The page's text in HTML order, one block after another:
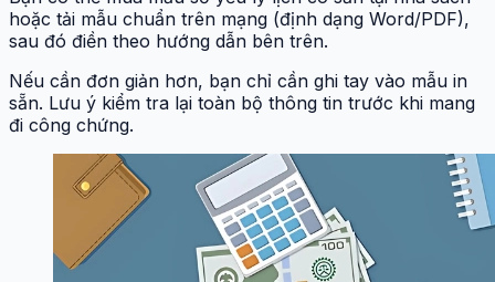
hoặc tải mẫu chuẩn trên mạng (định dạng Word/PDF),
sau đó điền theo hướng dẫn bên trên.
Nếu cần đơn giản hơn, bạn chỉ cần ghi tay vào mẫu in
sẵn. Lưu ý kiểm tra lại toàn bộ thông tin trước khi mang
đi công chứng.